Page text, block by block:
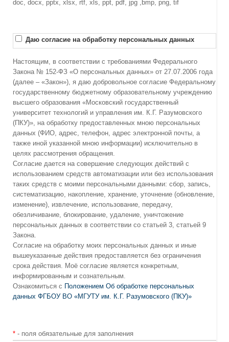
doc, docx, pptx, xlsx, rtf, xls, ppt, pdf, jpg ,bmp, png, tif
Даю согласие на обработку персональных данных
Настоящим, в соответствии с требованиями Федерального
Закона № 152-ФЗ «О персональных данных» от 27.07.2006 года
(далее – «Закон»), я даю добровольное согласие Федеральному
государственному бюджетному образовательному учреждению
высшего образования «Московский государственный
университет технологий и управления им. К.Г. Разумовского
(ПКУ)», на обработку предоставленных мною персональных
данных (ФИО, адрес, телефон, адрес электронной почты, а
также иной указанной мною информации) исключительно в
целях рассмотрения обращения.
Согласие дается на совершение следующих действий с
использованием средств автоматизации или без использования
таких средств с моими персональными данными: сбор, запись,
систематизацию, накопление, хранение, уточнение (обновление,
изменение), извлечение, использование, передачу,
обезличивание, блокирование, удаление, уничтожение
персональных данных в соответствии со статьей 3, статьей 9
Закона.
Согласие на обработку моих персональных данных и иные
вышеуказанные действия предоставляется без ограничения
срока действия. Моё согласие является конкретным,
информированным и сознательным.
Ознакомиться с Положением Об обработке персональных
данных ФГБОУ ВО «МГУТУ им. К.Г. Разумовского (ПКУ)»
* - поля обязательные для заполнения